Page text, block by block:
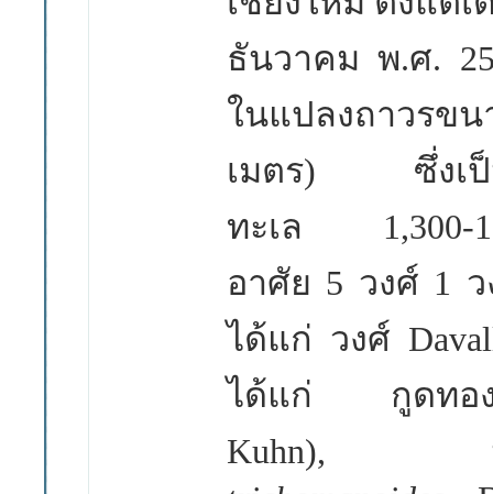
ธันวาคม พ.ศ.
ในแปลงถาวรข
เมตร) ซึ่งเ
ทะเล 1,300-
อาศัย 5 วงศ์ 1
ได้แก่ วงศ์
ได้แก่ กูดท
Kuhn),